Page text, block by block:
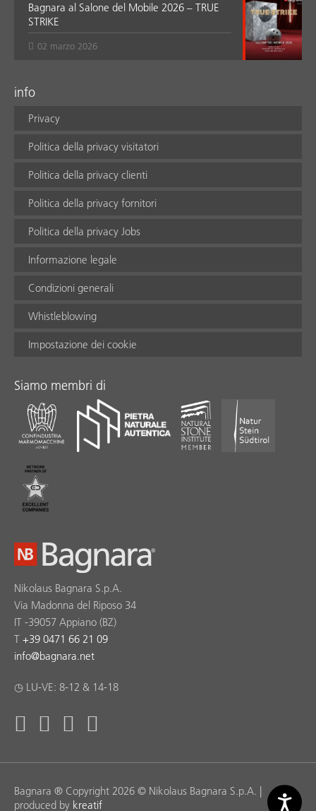
Bagnara al Salone del Mobile 2026 – TRUE
STRIKE
02 marzo 2026
info
Privacy
Politica della privacy visitatori
Politica della privacy clienti
Politica della privacy fornitori
Politica della privacy Jobs
Informazione legale
Condizioni generali
Whistleblowing
Impostazione dei cookie
Siamo membri di
Nikolaus Bagnara S.p.A.
Via Madonna del Riposo 34
IT -39057 Appiano (BZ)
T +39 0471 66 21 09
info@bagnara.net
◷ LU-VE: 8-12 & 14-18
Bagnara ® Copyright 2026 © Nikolaus Bagnara S.p.A. |
produced by kreatif